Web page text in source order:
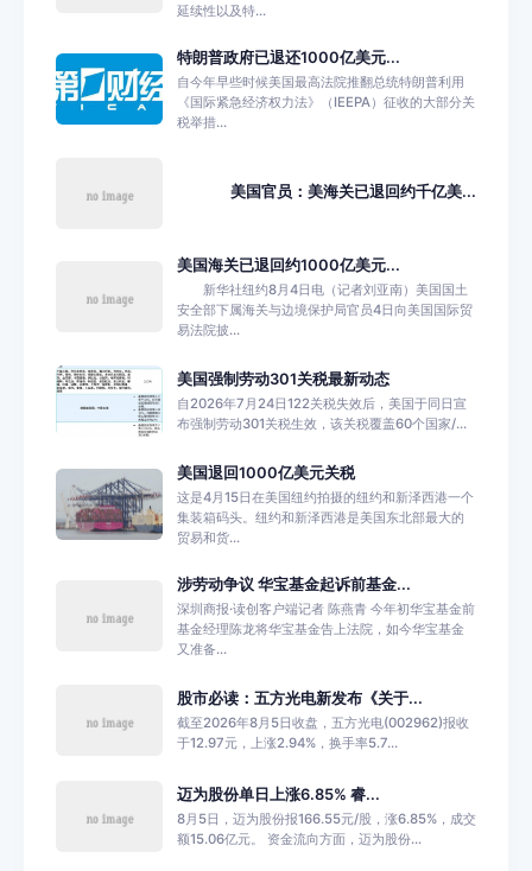
延续性以及特...
特朗普政府已退还1000亿美元...
自今年早些时候美国最高法院推翻总统特朗普利用
《国际紧急经济权力法》（IEEPA）征收的大部分关
税举措...
美国官员：美海关已退回约千亿美...
美国海关已退回约1000亿美元...
新华社纽约8月4日电（记者刘亚南）美国国土
安全部下属海关与边境保护局官员4日向美国国际贸
易法院披...
美国强制劳动301关税最新动态
自2026年7月24日122关税失效后，美国于同日宣
布强制劳动301关税生效，该关税覆盖60个国家/...
美国退回1000亿美元关税
这是4月15日在美国纽约拍摄的纽约和新泽西港一个
集装箱码头。纽约和新泽西港是美国东北部最大的
贸易和货...
涉劳动争议 华宝基金起诉前基金...
深圳商报·读创客户端记者 陈燕青 今年初华宝基金前
基金经理陈龙将华宝基金告上法院，如今华宝基金
又准备...
股市必读：五方光电新发布《关于...
截至2026年8月5日收盘，五方光电(002962)报收
于12.97元，上涨2.94%，换手率5.7...
迈为股份单日上涨6.85% 睿...
8月5日，迈为股份报166.55元/股，涨6.85%，成交
额15.06亿元。 资金流向方面，迈为股份...